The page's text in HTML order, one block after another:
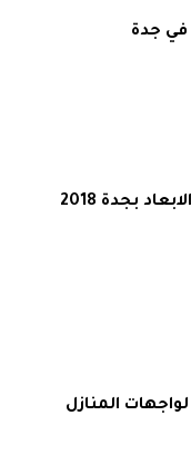
في جدة
بجدة 2018
لواجهات المنازل